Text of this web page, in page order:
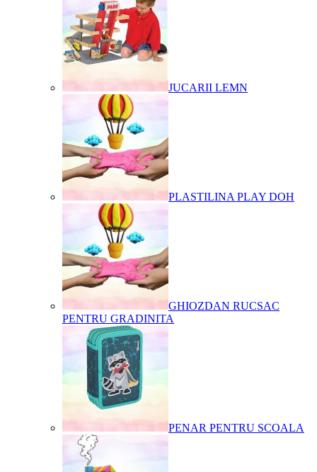
JUCARII LEMN
PLASTILINA PLAY DOH
GHIOZDAN RUCSAC
PENTRU GRADINITA
PENAR PENTRU SCOALA